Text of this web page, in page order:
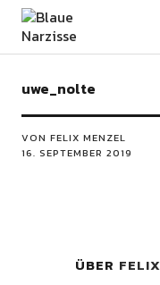
Blaue
uwe_nolte
VON FELIX MENZEL
16. SEPTEMBER 2019
ÜBER